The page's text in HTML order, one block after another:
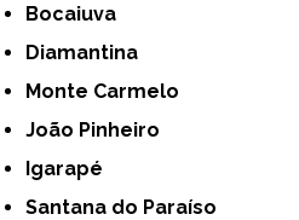
Bocaiuva
Diamantina
Monte Carmelo
João Pinheiro
Igarapé
Santana do Paraíso